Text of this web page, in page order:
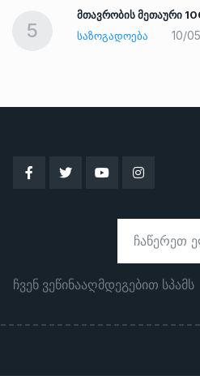
5
მთავრობის მეთაური
ᲡᲐᲖᲝᲒᲐᲓᲝᲔᲑᲐ
10/
ჩვენ ვეწინააღმდეგებით სპამს